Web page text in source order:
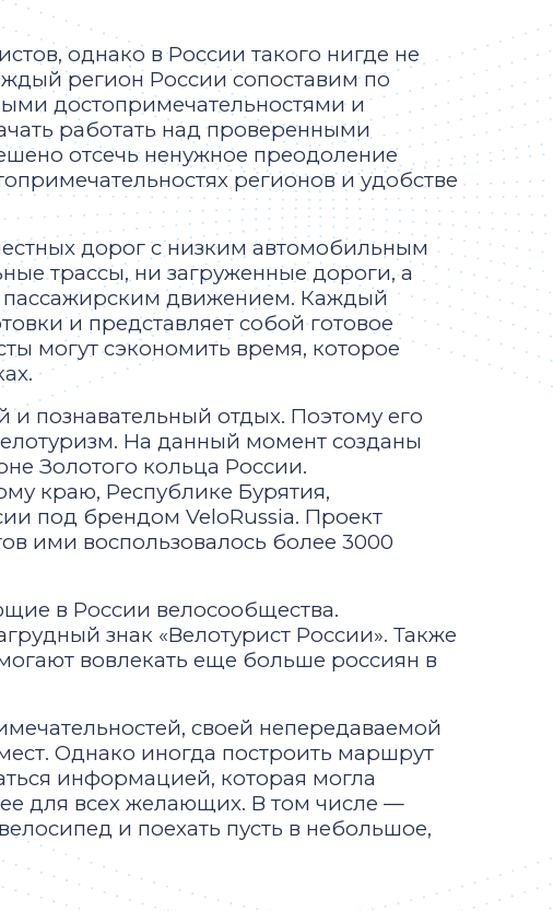
однако в России такого нигде не
регион России сопоставим по
достопримечательностями и
работать над проверенными
отсечь ненужное преодоление
регионов и удобстве
дорог с низким автомобильным
трассы, ни загруженные дороги, а
движением. Каждый
и представляет собой готовое
могут сэкономить время, которое
и познавательный отдых. Поэтому его
На данный момент созданы
Золотого кольца России.
краю, Республике Бурятия,
под брендом VeloRussia. Проект
ими воспользовалось более 3000
в России велосообщества.
знак «Велотурист России». Также
вовлекать еще больше россиян в
своей непередаваемой
Однако иногда построить маршрут
информацией, которая могла
для всех желающих. В том числе —
и поехать пусть в небольшое,